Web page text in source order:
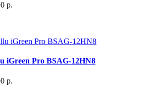
р.
iGreen Pro BSAG-12HN8
р.